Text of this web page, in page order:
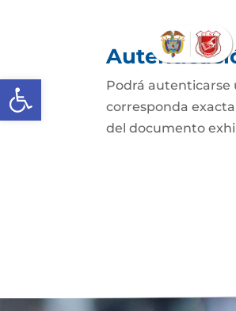
Abrir barra de herramientas
Podrá autenticarse
corresponda
del documento